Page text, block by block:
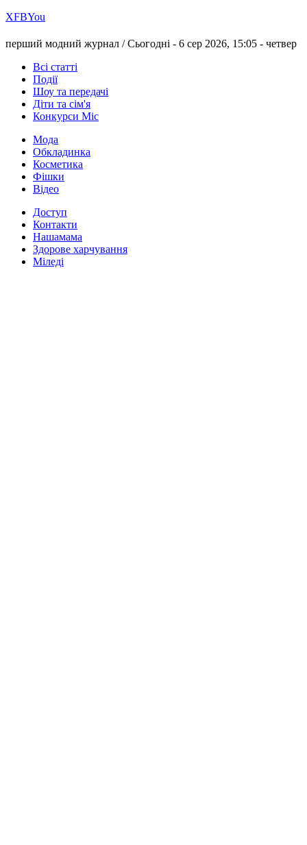
ХFBYou
перший модний журнал /Сьогодні - 6 сер 2026, 15:05 - четвер
Всі статті
Події
Шоу та передачі
Діти та сім'я
Конкурси Міс
Мода
Обкладинка
Косметика
Фішки
Відео
Доступ
Контакти
Нашамама
Здорове харчування
Міледі